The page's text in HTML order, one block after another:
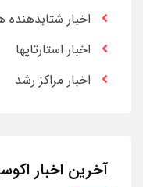
اخبار شتابدهنده
اخبار استارتاپها
اخبار مراکز رشد
آخرین اخبار